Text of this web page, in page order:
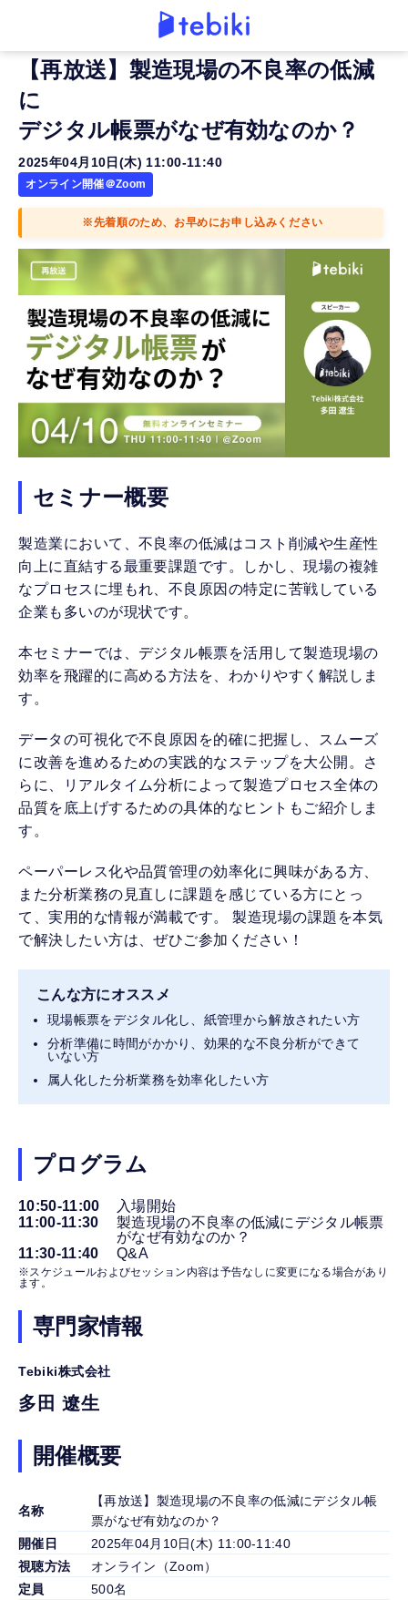
【再放送】製造現場の不良率の低減
に
デジタル帳票がなぜ有効なのか？
2025年04月10日(木) 11:00-11:40
オンライン開催＠Zoom
※先着順のため、お早めにお申し込みください
セミナー概要
製造業において、不良率の低減はコスト削減や生産性
向上に直結する最重要課題です。しかし、現場の複雑
なプロセスに埋もれ、不良原因の特定に苦戦している
企業も多いのが現状です。
本セミナーでは、デジタル帳票を活用して製造現場の
効率を飛躍的に高める方法を、わかりやすく解説しま
す。
データの可視化で不良原因を的確に把握し、スムーズ
に改善を進めるための実践的なステップを大公開。さ
らに、リアルタイム分析によって製造プロセス全体の
品質を底上げするための具体的なヒントもご紹介しま
す。
ペーパーレス化や品質管理の効率化に興味がある方、
また分析業務の見直しに課題を感じている方にとっ
て、実用的な情報が満載です。 製造現場の課題を本気
で解決したい方は、ぜひご参加ください！
こんな方にオススメ
現場帳票をデジタル化し、紙管理から解放されたい方
分析準備に時間がかかり、効果的な不良分析ができて
いない方
属人化した分析業務を効率化したい方
プログラム
10:50-11:00
入場開始
11:00-11:30
製造現場の不良率の低減にデジタル帳票
がなぜ有効なのか？
11:30-11:40
Q&A
※スケジュールおよびセッション内容は予告なしに変更になる場合があり
ます。
専門家情報
Tebiki株式会社
多田 遼生
開催概要
名称
【再放送】製造現場の不良率の低減にデジタル帳
票がなぜ有効なのか？
開催日
2025年04月10日(木) 11:00-11:40
視聴方法
オンライン（Zoom）
定員
500名